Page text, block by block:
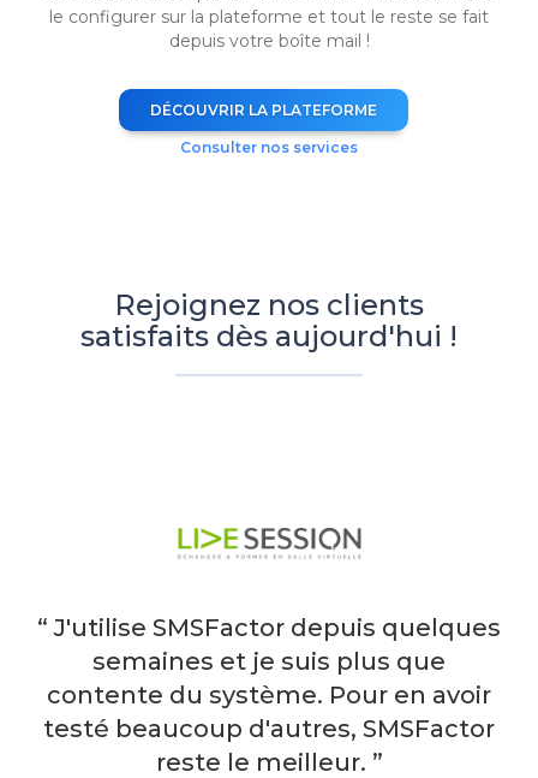
le configurer sur la plateforme et tout le reste se fait
depuis votre boîte mail !
DÉCOUVRIR LA PLATEFORME
Consulter nos services
Rejoignez nos clients
satisfaits dès aujourd'hui !
“ J'utilise SMSFactor depuis quelques
semaines et je suis plus que
contente du système. Pour en avoir
testé beaucoup d'autres, SMSFactor
reste le meilleur. ”